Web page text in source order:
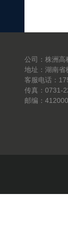
公司：株洲高
地址：湖南省
客服电话：
传真：0731-
邮编：412000